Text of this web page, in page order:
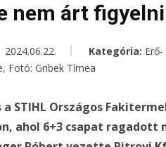
nem árt
2024.06.22. Kategória:
Fotó: Gribek Tímea
STIHL Országos
ahol 6+3 csapat